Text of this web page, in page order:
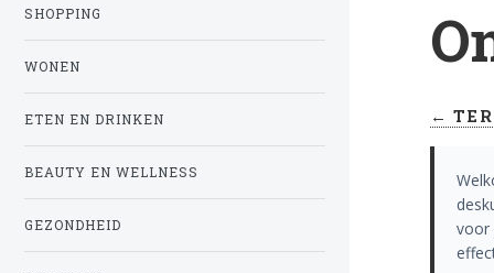
←
voor
SHOPPING
WONEN
ETEN EN DRINKEN
BEAUTY EN WELLNESS
GEZONDHEID